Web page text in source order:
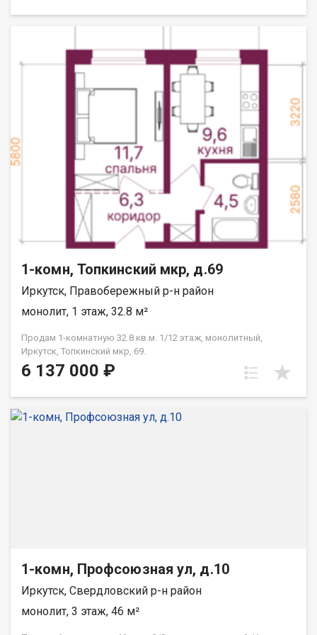
Черновая (бетон). Вы платите только за стены и сами
решаете, какие материалы использовать. Никаких переплат
за чужой ремонт. Балкон: Есть, можно сделать рабочую зону
или зону отдыха. Окна: Во двор. Тихо, спокойно, нет шума от
дороги. Адрес: ул. Варламова, 106. Инфраструктура:Развитый
район. В шаговой доступности детский сад и школа детям
будет удобно добираться. Рядом магазины, остановки
транспорта. Транспортная доступность:Удобный выезд на
ключевые магистрали. Рядом находятся улицы:
Лобачевского, Гончарова, Моцарта, Чаплыгина, Дружбы,
Калинина, Левитана, Костычева, Лермонтова, Академическая,
Геологов. Полную информацию и бесплатную консультацию
можно получить у менеджера, связавшись с нами по
телефону или посетив наш офис, расположенный по адресу: г.
Иркутск, ул. Омулевского, 20/1.
1-комн, Топкинский мкр, д.69
Иркутск, Правобережный р-н район
монолит, 1 этаж, 32.8 м²
Продам 1-комнатную 32.8 кв.м. 1/12 этаж, монолитный,
Иркутск, Топкинский мкр, 69.
6 137 000 ₽
1-комн, Профсоюзная ул, д.10
Иркутск, Свердловский р-н район
монолит, 3 этаж, 46 м²